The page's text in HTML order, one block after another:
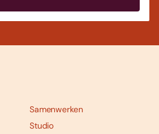
Samenwerken
Studio